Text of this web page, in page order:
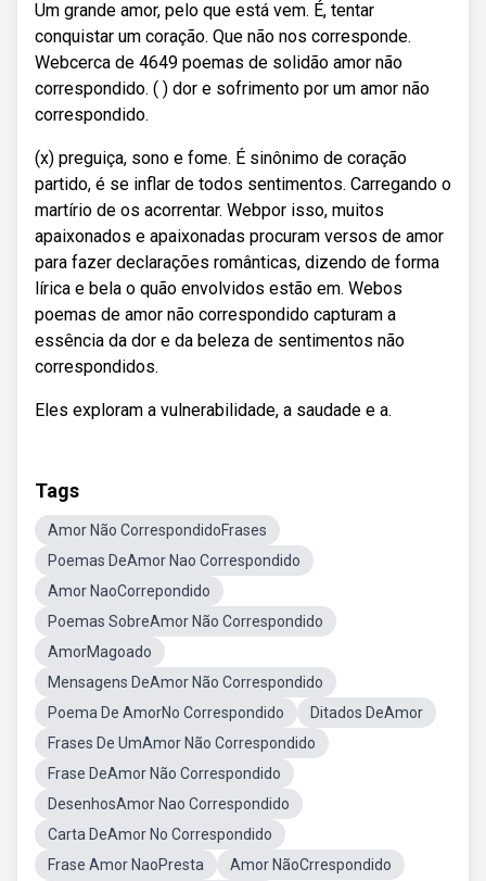
Um grande amor, pelo que está vem. É, tentar
conquistar um coração. Que não nos corresponde.
Webcerca de 4649 poemas de solidão amor não
correspondido. ( ) dor e sofrimento por um amor não
correspondido.
(x) preguiça, sono e fome. É sinônimo de coração
partido, é se inflar de todos sentimentos. Carregando o
martírio de os acorrentar. Webpor isso, muitos
apaixonados e apaixonadas procuram versos de amor
para fazer declarações românticas, dizendo de forma
lírica e bela o quão envolvidos estão em. Webos
poemas de amor não correspondido capturam a
essência da dor e da beleza de sentimentos não
correspondidos.
Eles exploram a vulnerabilidade, a saudade e a.
Tags
Amor Não CorrespondidoFrases
Poemas DeAmor Nao Correspondido
Amor NaoCorrepondido
Poemas SobreAmor Não Correspondido
AmorMagoado
Mensagens DeAmor Não Correspondido
Poema De AmorNo Correspondido
Ditados DeAmor
Frases De UmAmor Não Correspondido
Frase DeAmor Não Correspondido
DesenhosAmor Nao Correspondido
Carta DeAmor No Correspondido
Frase Amor NaoPresta
Amor NãoCrrespondido